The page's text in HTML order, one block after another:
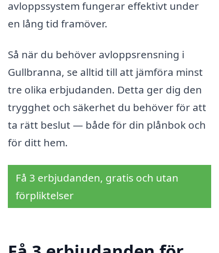
avloppssystem fungerar effektivt under
en lång tid framöver.
Så när du behöver avloppsrensning i
Gullbranna, se alltid till att jämföra minst
tre olika erbjudanden. Detta ger dig den
trygghet och säkerhet du behöver för att
ta rätt beslut — både för din plånbok och
för ditt hem.
Få 3 erbjudanden, gratis och utan
förpliktelser